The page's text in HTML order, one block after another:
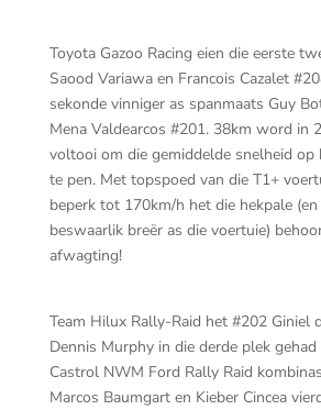
Toyota Gazoo Racing eien die eerste
Saood Variawa en Francois Cazalet
sekonde vinniger as spanmaats Guy
Mena Valdearcos #201. 38km word in
voltooi om die gemiddelde snelheid op
te pen. Met topspoed van die T1+
beperk tot 170km/h het die hekpale
beswaarlik breër as die voertuie)
afwagting!
Team Hilux Rally-Raid het #202 Giniel
Dennis Murphy in die derde plek
Castrol NWM Ford Rally Raid
Marcos Baumgart en Kieber Cincea